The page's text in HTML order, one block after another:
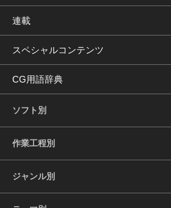
連載
スペシャルコンテンツ
CG用語辞典
ソフト別
作業工程別
ジャンル別